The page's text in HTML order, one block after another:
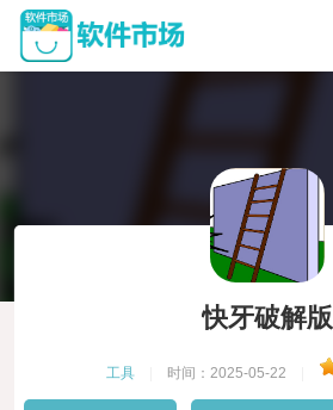
快牙破解版
工具 时间：2025-05-22